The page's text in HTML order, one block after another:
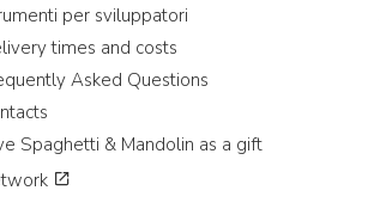
per sviluppatori
times and costs
Asked Questions
Spaghetti & Mandolin as a gift